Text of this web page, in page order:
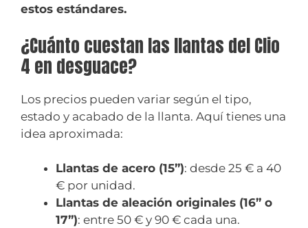
estos estándares.
¿Cuánto cuestan las llantas del Clio
4 en desguace?
Los precios pueden variar según el tipo,
estado y acabado de la llanta. Aquí tienes una
idea aproximada:
Llantas de acero (15”): desde 25 € a 40
€ por unidad.
Llantas de aleación originales (16” o
17”): entre 50 € y 90 € cada una.